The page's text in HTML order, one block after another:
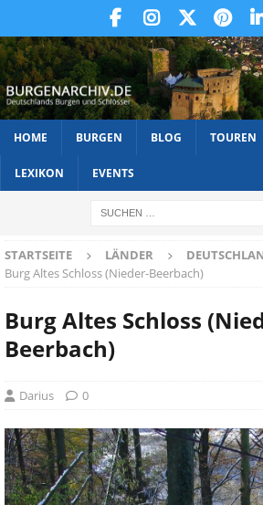
HOME BURGEN BLOG TOUREN
LEXIKON EVENTS
STARTSEITE LÄNDER
Burg Altes Schloss (Nieder-Beerbach)
Burg Altes Schloss
Beerbach)
Darius 0